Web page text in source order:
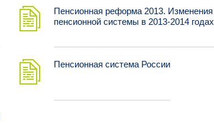
Пенсионная реформа 2013. Изменения
пенсионной системы в 2013-2014 годах
Пенсионная система России